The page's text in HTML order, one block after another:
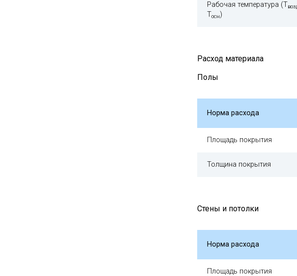
Рабочая температура (Т
Тосн)
Расход материала
Полы
Норма расхода
Площадь покрытия
Толщина покрытия
Стены и потолки
Норма расхода
Площадь покрытия